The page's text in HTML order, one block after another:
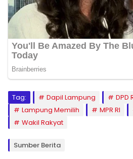
Tag: Dapil Lampung DPD
Lampung Memilih
MPR RI
Wakil Rakyat
Sumber Berita